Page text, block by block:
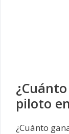
piloto
¿Cuánto